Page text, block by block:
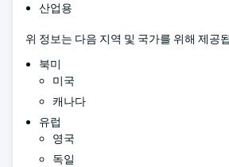
산업용
위 정보는 다음 지역 및 국가를 위해 제공
북미
미국
캐나다
유럽
영국
독일